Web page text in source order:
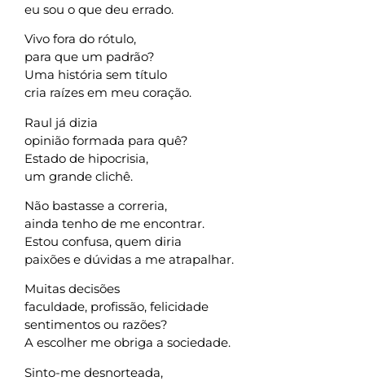
eu sou o que deu errado.
Vivo fora do rótulo,
para que um padrão?
Uma história sem título
cria raízes em meu coração.
Raul já dizia
opinião formada para quê?
Estado de hipocrisia,
um grande clichê.
Não bastasse a correria,
ainda tenho de me encontrar.
Estou confusa, quem diria
paixões e dúvidas a me atrapalhar.
Muitas decisões
faculdade, profissão, felicidade
sentimentos ou razões?
A escolher me obriga a sociedade.
Sinto-me desnorteada,